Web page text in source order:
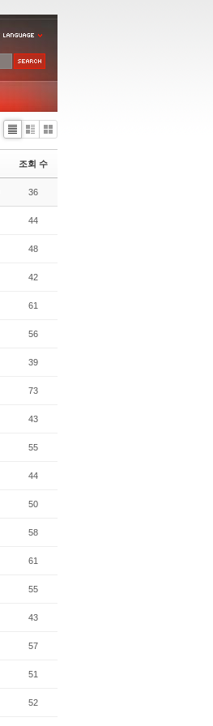
Li
Zi
e
G
le
조회 수
36
44
48
42
61
56
39
73
43
55
44
50
58
61
55
43
57
51
52